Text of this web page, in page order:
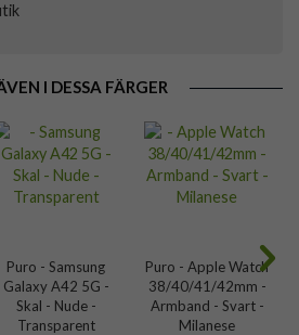
I DESSA FÄRGER
Puro - Samsung
Galaxy A42 5G -
Skal - Nude -
Transparent
Puro - Apple Watch
38/40/41/42mm -
Armband - Svart -
Milanese